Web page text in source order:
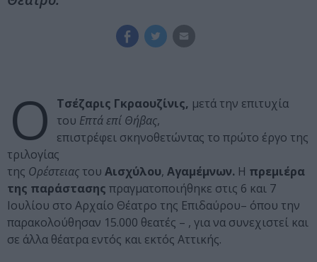
Ο Τσέζαρις Γκραουζίνις, μετά την επιτυχία
του Επτά επί Θήβας,
επιστρέφει σκηνοθετώντας το πρώτο έργο της
τριλογίας
της Ορέστειας του Αισχύλου, Αγαμέμνων. Η πρεμιέρα
της παράστασης πραγματοποιήθηκε στις 6 και 7
Ιουλίου στο Αρχαίο Θέατρο της Επιδαύρου– όπου την
παρακολούθησαν 15.000 θεατές – , για να συνεχιστεί και
σε άλλα θέατρα εντός και εκτός Αττικής.